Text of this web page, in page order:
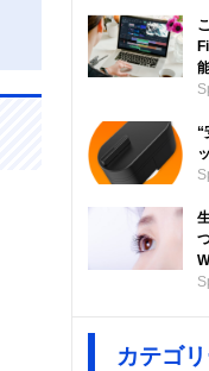
“
カテゴ